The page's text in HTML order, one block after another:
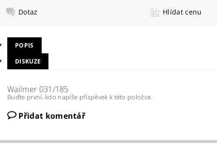
Dotaz
Hlídat cenu
POPIS
DISKUZE
Wailmer 031/185
Buďte první, kdo napíše příspěvek k této položce.
Přidat komentář